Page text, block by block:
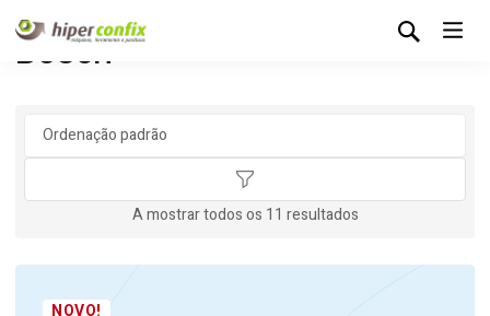
Bosch
A mostrar todos os 11 resultados
NOVO!